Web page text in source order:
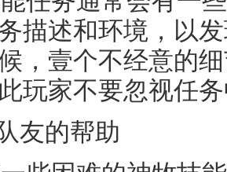
描述和环境，以
，壹个不经意的
玩家不要忽视任
友的帮助